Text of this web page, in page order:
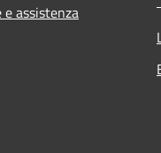
assistenza